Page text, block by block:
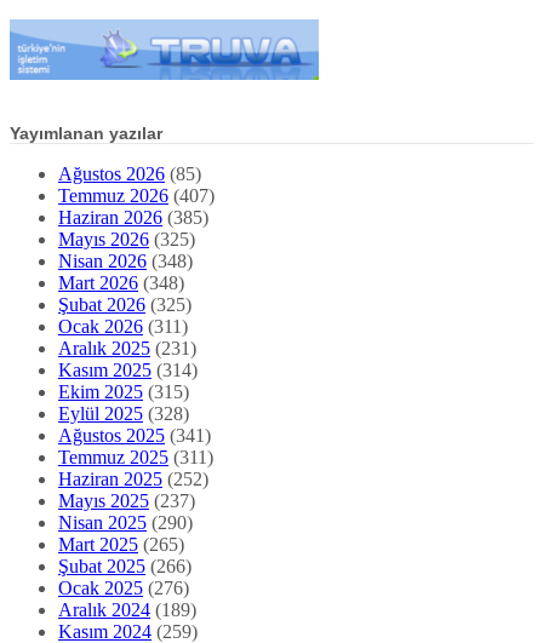
Yayımlanan yazılar
Ağustos 2026 (85)
Temmuz 2026 (407)
Haziran 2026 (385)
Mayıs 2026 (325)
Nisan 2026 (348)
Mart 2026 (348)
Şubat 2026 (325)
Ocak 2026 (311)
Aralık 2025 (231)
Kasım 2025 (314)
Ekim 2025 (315)
Eylül 2025 (328)
Ağustos 2025 (341)
Temmuz 2025 (311)
Haziran 2025 (252)
Mayıs 2025 (237)
Nisan 2025 (290)
Mart 2025 (265)
Şubat 2025 (266)
Ocak 2025 (276)
Aralık 2024 (189)
Kasım 2024 (259)